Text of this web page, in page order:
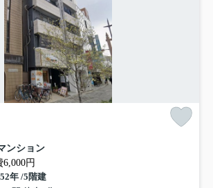
ンション
円
年 /5階建